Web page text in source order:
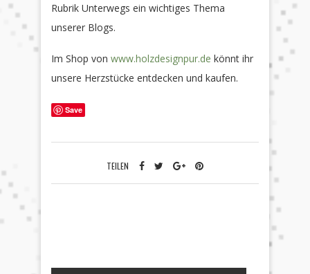
Rubrik Unterwegs ein wichtiges Thema
unserer Blogs.
Im Shop von www.holzdesignpur.de könnt ihr
unsere Herzstücke entdecken und kaufen.
Save
TEILEN